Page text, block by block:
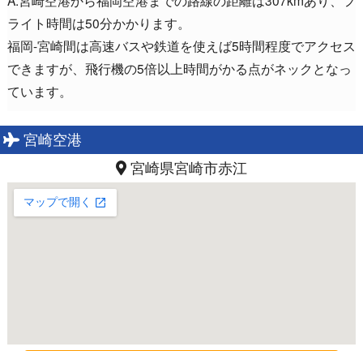
ライト時間は50分かかります。
福岡-宮崎間は高速バスや鉄道を使えば5時間程度でアクセス
できますが、飛行機の5倍以上時間がかる点がネックとなっ
ています。
宮崎空港
宮崎県宮崎市赤江